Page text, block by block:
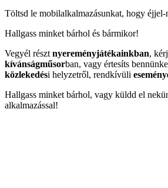
Töltsd le mobilalkalmazásunkat, hogy éjjel-
Hallgass minket bárhol és bármikor!
Vegyél részt nyereményjátékainkban,
kívánságműsorban, vagy értesíts
közlekedési helyzetről, rendkívüli
Hallgass minket bárhol, vagy küldd el
alkalmazással!